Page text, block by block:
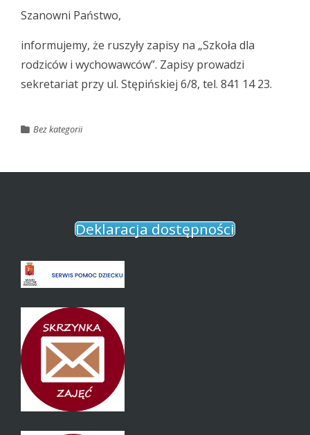
Szanowni Państwo,
informujemy, że ruszyły zapisy na „Szkoła dla
rodziców i wychowawców”. Zapisy prowadzi
sekretariat przy ul. Stępińskiej 6/8, tel. 841 14 23.
Bez kategorii
Deklaracja dostępności